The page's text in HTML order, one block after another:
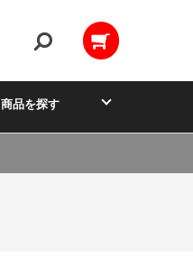
商品を探す